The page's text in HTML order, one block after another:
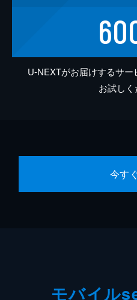
U-NEXTがお届けするサ
お試しく
今す
モバイル